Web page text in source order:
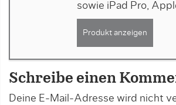
sowie iPad Pro,
Produkt anzeigen
Schreibe einen
Deine E-Mail-Adresse wird nicht